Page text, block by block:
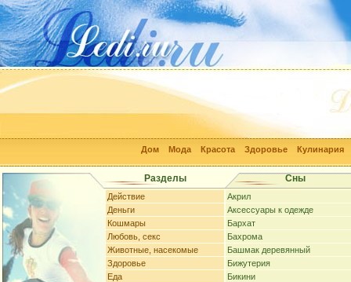
Дом Мода Красота Здоровье Кулинария
Разделы Сны
Действие
Деньги
Кошмары
Любовь, секс
Животные, насекомые
Здоровье
Еда
Акрил
Аксессуары к одежде
Бархат
Бахрома
Башмак деревянный
Бижутерия
Бикини